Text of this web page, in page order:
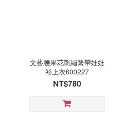
文藝腰果花刺繡繫帶娃娃
衫上衣600227
NT$780